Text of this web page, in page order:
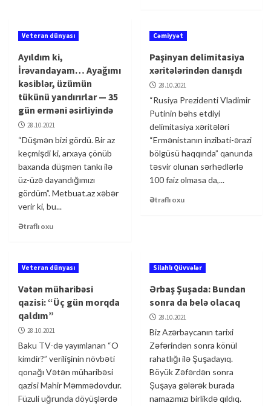
Veteran dünyası
Ayıldım ki,
İrəvandayam… Ayağımı
kəsiblər, üzümün
tükünü yandırırlar — 35
gün erməni əsirliyində
28.10.2021
“Düşmən bizi gördü. Bir az
keçmişdi ki, arxaya çönüb
baxanda düşmən tankı ilə
üz-üzə dayandığımızı
gördüm”. Metbuat.az xəbər
verir ki, bu...
Ətraflı oxu
Cəmiyyət
Paşinyan delimitasiya
xəritələrindən danışdı
28.10.2021
“Rusiya Prezidenti Vladimir
Putinin bəhs etdiyi
delimitasiya xəritələri
“Ermənistanın inzibati-ərazi
bölgüsü haqqında” qanunda
təsvir olunan sərhədlərlə
100 faiz olmasa da,...
Ətraflı oxu
Veteran dünyası
Vətən müharibəsi
qazisi: “Üç gün morqda
qaldım”
28.10.2021
Baku TV-də yayımlanan “O
kimdir?” verilişinin növbəti
qonağı Vətən müharibəsi
qazisi Mahir Məmmədovdur.
Füzuli uğrunda döyüşlərdə
Silahlı Qüvvələr
Ərbaş Şuşada: Bundan
sonra da belə olacaq
28.10.2021
Biz Azərbaycanın tarixi
Zəfərindən sonra könül
rahatlığı ilə Şuşadayıq.
Böyük Zəfərdən sonra
Şuşaya gələrək burada
namazımızı birlikdə qıldıq.